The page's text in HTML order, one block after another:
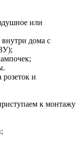
или
внутри дома с
и
к монтажу